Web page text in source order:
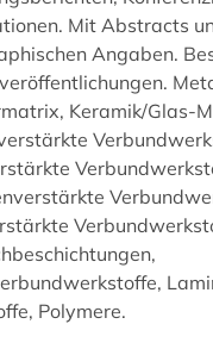
Mit Abstracts
Angaben.
Keramik/Glas-
Polymere.